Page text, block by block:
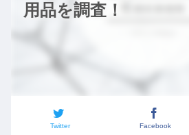
用品を調査！
Twitter Facebook